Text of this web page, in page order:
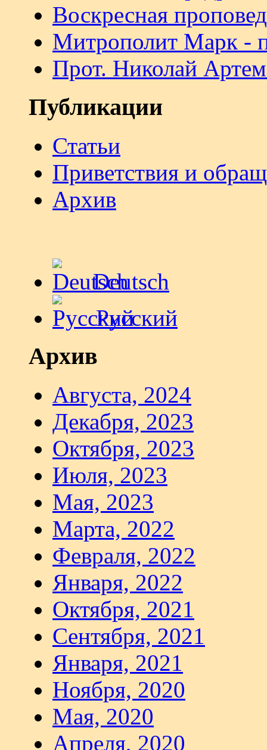
Воскресная
Митрополит Марк -
Прот. Николай
Публикации
Статьи
Приветствия и
Архив
Deutsch
Русский
Архив
Августа, 2024
Декабря, 2023
Октября, 2023
Июля, 2023
Мая, 2023
Марта, 2022
Февраля, 2022
Января, 2022
Октября, 2021
Сентября, 2021
Января, 2021
Ноября, 2020
Мая, 2020
Апреля, 2020